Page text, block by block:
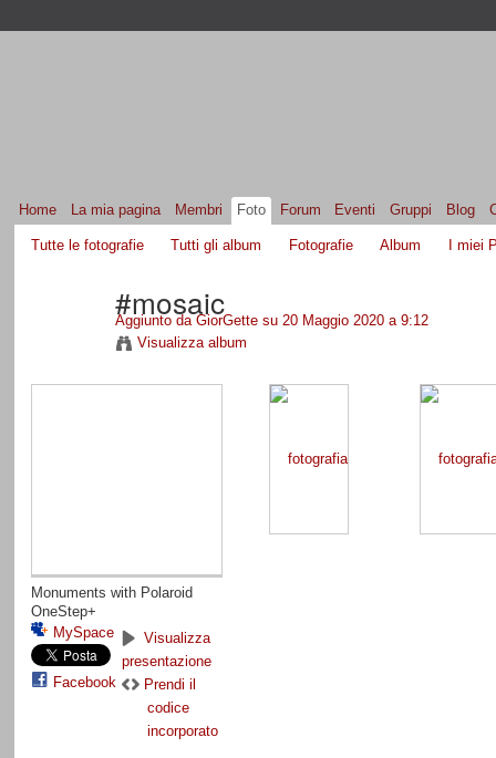
Home La mia pagina Membri Foto Forum Eventi Gruppi Blog
Tutte le fotografie Tutti gli album Fotografie Album I miei
#mosaic
Aggiunto da GiorGettesu 20 Maggio 2020 a 9:12
Visualizza album
Monuments with Polaroid
OneStep+
MySpace
Facebook
Visualizza
presentazione
Prendi il
codice
incorporato